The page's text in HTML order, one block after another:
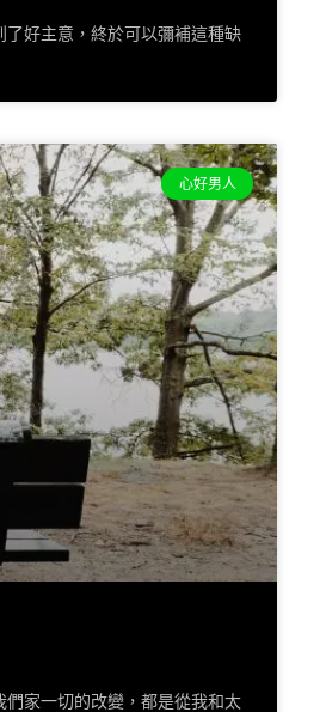
好主意，終於可以彌補這種缺
心好男人
家一切的改變，都是從我和太